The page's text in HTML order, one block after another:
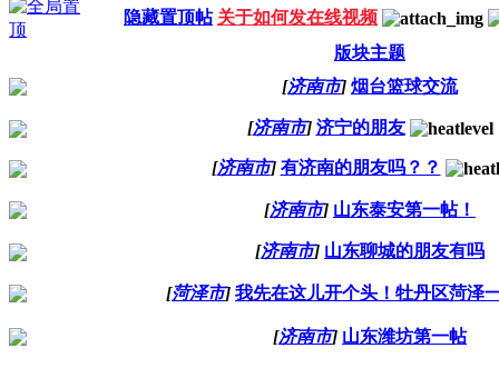
隐藏置顶帖 关于如何发在线视频
版块主题
[济南市] 烟台篮球交流
[济南市] 济宁的朋友
[济南市] 有济南的朋友吗？？
[济南市] 山东泰安第一帖！
[济南市] 山东聊城的朋友有吗
[菏泽市] 我先在这儿开个头！牡丹区菏泽
[济南市] 山东潍坊第一帖